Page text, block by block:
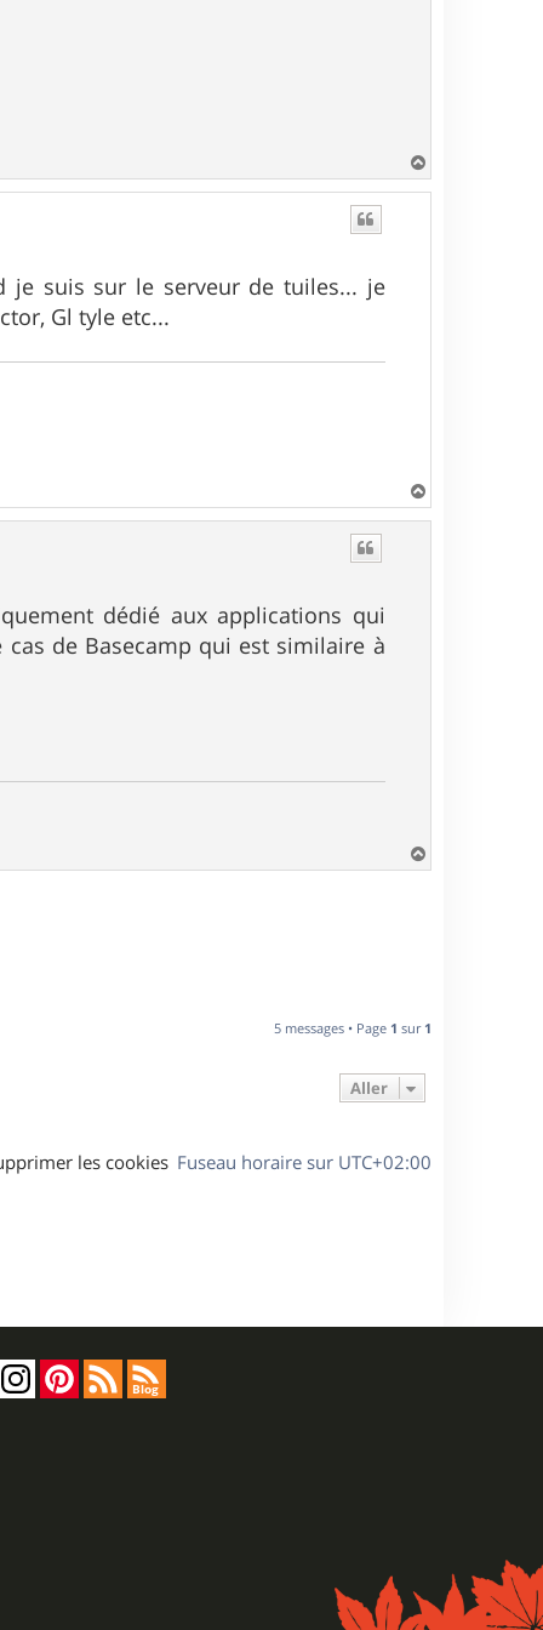
a
je suis sur le serveur de tuiles... je
Gl tyle etc...
a
dédié aux applications qui
de Basecamp qui est similaire à
a
5 messages • Page 1 sur 1
Aller
Fuseau horaire sur UTC+02:00
les cookies